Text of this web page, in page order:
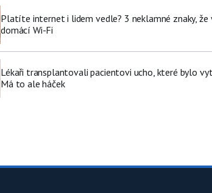
Platíte internet i lidem vedle? 3 neklamné znaky, že
domácí Wi-Fi
Lékaři transplantovali pacientovi ucho, které bylo
Má to ale háček